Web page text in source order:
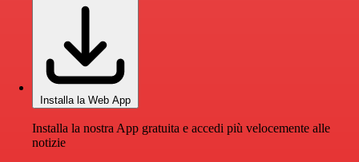
Installa la Web App
Installa la nostra App gratuita e accedi più velocemente alle
notizie